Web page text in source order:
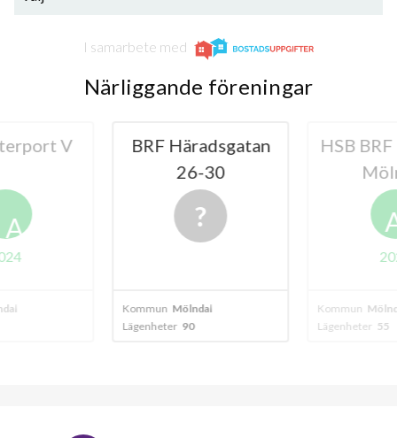
I samarbete med
Närliggande föreningar
V
A
BRF Häradsgatan
26-30
Kommun Mölndal
Lägenheter 90
HSB
Kommun
Lägenheter 55